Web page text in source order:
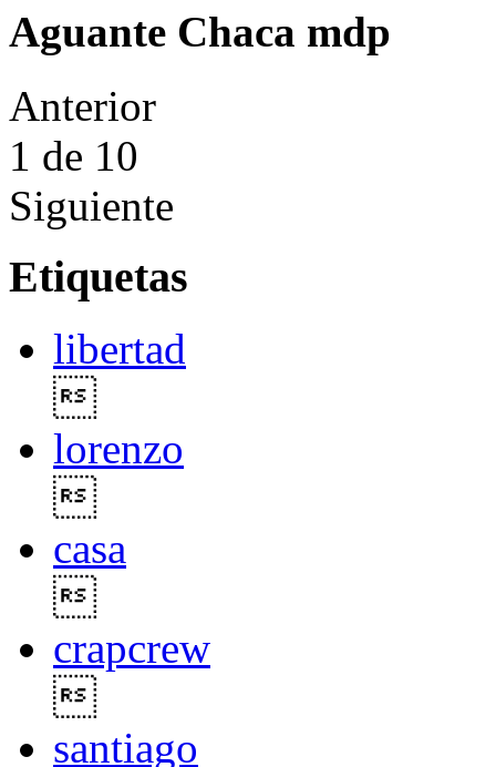
Aguante Chaca mdp
Anterior
1 de 10
Siguiente
Etiquetas
libertad
lorenzo
casa
crapcrew
santiago